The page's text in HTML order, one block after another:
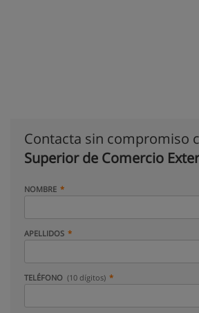
Contacta sin compromiso
Superior de Comercio
NOMBRE
APELLIDOS
TELÉFONO (10 dígitos)